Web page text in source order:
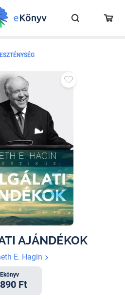
AJÁNDÉKOK
E. Hagin
Ekönyv
890 Ft